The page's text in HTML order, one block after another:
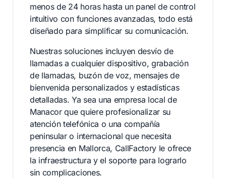
menos de 24 horas hasta un panel de control
intuitivo con funciones avanzadas, todo está
diseñado para simplificar su comunicación.
Nuestras soluciones incluyen desvío de
llamadas a cualquier dispositivo, grabación
de llamadas, buzón de voz, mensajes de
bienvenida personalizados y estadísticas
detalladas. Ya sea una empresa local de
Manacor que quiere profesionalizar su
atención telefónica o una compañía
peninsular o internacional que necesita
presencia en Mallorca, CallFactory le ofrece
la infraestructura y el soporte para lograrlo
sin complicaciones.